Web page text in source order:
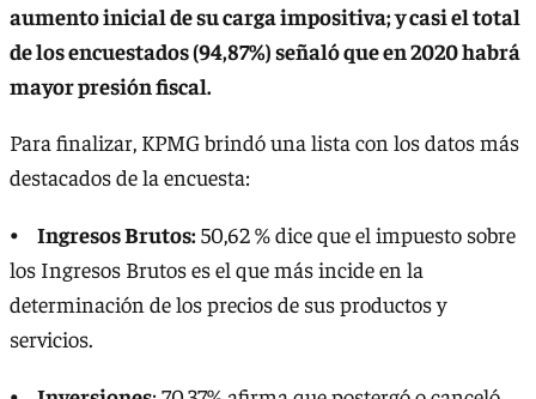
aumento inicial de su carga impositiva; y casi el total
de los encuestados (94,87%) señaló que en 2020 habrá
mayor presión fiscal.
Para finalizar, KPMG brindó una lista con los datos más
destacados de la encuesta:
⦁ Ingresos Brutos:50,62 % dice que el impuesto sobre
los Ingresos Brutos es el que más incide en la
determinación de los precios de sus productos y
servicios.